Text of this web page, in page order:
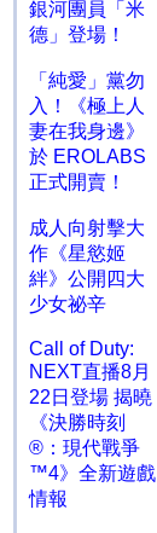
銀河團員「米
德」登場！
「純愛」黨勿
入！《極上人
妻在我身邊》
於 EROLABS
正式開賣！
成人向射擊大
作《星慾姬
絆》公開四大
少女祕辛
Call of Duty:
NEXT直播8月
22日登場 揭曉
《決勝時刻
®：現代戰爭
™4》全新遊戲
情報